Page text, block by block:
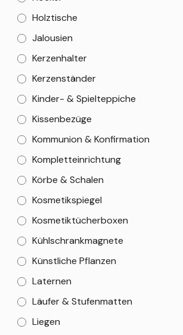
Holztische
Jalousien
Kerzenhalter
Kerzenständer
Kinder- & Spielteppiche
Kissenbezüge
Kommunion & Konfirmation
Kompletteinrichtung
Körbe & Schalen
Kosmetikspiegel
Kosmetiktücherboxen
Kühlschrankmagnete
Künstliche Pflanzen
Laternen
Läufer & Stufenmatten
Liegen